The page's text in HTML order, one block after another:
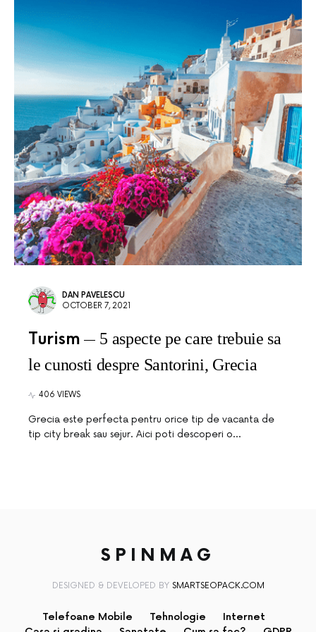
DAN PAVELESCU
OCTOBER 7, 2021
Turism
5 aspecte pe care trebuie sa
le cunosti despre Santorini, Grecia
406 VIEWS
Grecia este perfecta pentru orice tip de vacanta de
tip city break sau sejur. Aici poti descoperi o…
SPINMAG
DESIGNED & DEVELOPED BY SMARTSEOPACK.COM
Telefoane Mobile Tehnologie
Internet